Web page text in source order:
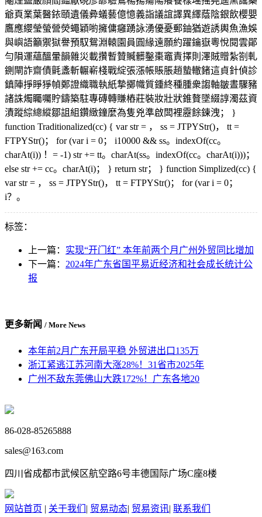
爺頁業葉醫銥頤遺儀彜蟻藝億憶義詣議誼譯異繹蔭陰銀飲櫻嬰
鷹應纓瑩螢營熒蠅穎喲擁傭癰踴詠湧優憂郵鈾猶遊誘輿魚漁娛
與嶼語籲禦獄譽預馭鴛淵轅園員圓緣遠願約躍鑰嶽粵悅閱雲鄖
勻隕運蘊醞暈韻雜災載攢暫贊贓髒鑿棗竈責擇則澤賊贈紮劄軋
鍘閘詐齋債氈盞斬輾嶄棧戰綻張漲帳賬脹趙蟄轍鍺這貞針偵診
鎮陣掙睜猙幀鄭證織職執紙摯擲幟質鍾終種腫衆謅軸皺晝驟豬
諸誅燭矚囑貯鑄築駐專磚轉賺樁莊裝妝壯狀錐贅墜綴諄濁茲資
漬蹤綜總縱鄒詛組鑽緻鐘麼為隻兇準啟闆裡靂餘鍊洩； }
function Traditionalized(cc) { var str = ， ss = JTPYStr()， tt =
FTPYStr()； for (var i = 0； i10000 && ss。indexOf(cc。
charAt(i)) ！= -1) str += tt。charAt(ss。indexOf(cc。charAt(i)))；
else str += cc。charAt(i)； } return str； } function Simplized(cc) {
var str = ， ss = JTPYStr()， tt = FTPYStr()； for (var i = 0；
i？。
标签：
上一篇： 实现“开门红” 本年前两个月广州外贸同比增加
下一篇： 2024年广东省国平易近经济和社会成长统计公
报
更多新闻 / More News
本年前2月广东开局平稳 外贸进出口135万
浙江紧逃江苏河南大涨28%！31省市2025年
广州不敌东莞佛山大跌172%！广东各地20
86-028-85265888
sales@163.com
四川省成都市武候区航空路6号丰德国际广场C座8楼
网站首页 | 关于我们 | 贸易动态| 贸易资讯| 联系我们